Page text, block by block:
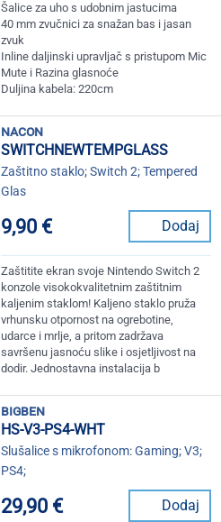
Šalice za uho s udobnim jastucima
40 mm zvučnici za snažan bas i jasan
zvuk
Inline daljinski upravljač s pristupom Mic
Mute i Razina glasnoće
Duljina kabela: 220cm
nacon
SWITCHNEWTEMPGLASS
Zaštitno staklo; Switch 2; Tempered
Glas
9,90 € Dodaj
Zaštitite ekran svoje Nintendo Switch 2
konzole visokokvalitetnim zaštitnim
kaljenim staklom! Kaljeno staklo pruža
vrhunsku otpornost na ogrebotine,
udarce i mrlje, a pritom zadržava
savršenu jasnoću slike i osjetljivost na
dodir. Jednostavna instalacija b
bigben
HS-V3-PS4-WHT
Slušalice s mikrofonom: Gaming; V3;
PS4;
29,90 € Dodaj